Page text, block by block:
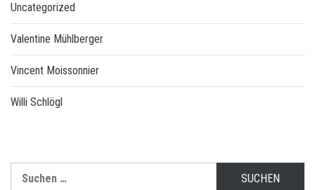
Uncategorized
Valentine Mühlberger
Vincent Moissonnier
Willi Schlögl